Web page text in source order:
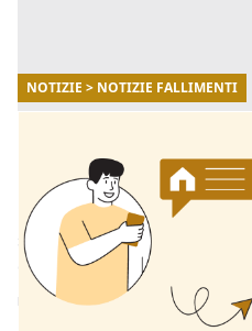
NOTIZIE > NOTIZIE FALLIMENTI
Aste giudiziarie:
con la consulenza di
Per affrontare questo
servizio di consulenza di
qualsiasi immobile in asta. [...]